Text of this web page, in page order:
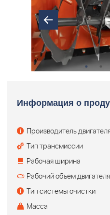
Информация о
Производитель
Тип трансмиссии
Рабочая ширина
Рабочий объем двигателя
Тип системы очистки
Масса